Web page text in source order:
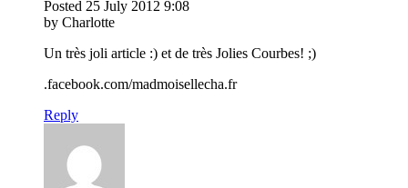
Posted 25 July 2012 9:08
by Charlotte
Un très joli article :) et de très Jolies Courbes! ;)
.facebook.com/madmoisellecha.fr
Reply